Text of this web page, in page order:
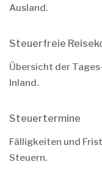
Ausland.
Steuerfreie
Übersicht der
Inland.
Steuertermine
Fälligkeiten und
Steuern.